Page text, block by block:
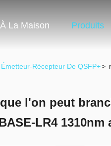
À La Maison Produits
Émetteur-Récepteur De QSFP+>
l'on peut
LR4